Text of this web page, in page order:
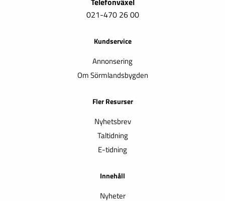
021-470 26 00
Kundservice
Annonsering
Om Sörmlandsbygden
Fler Resurser
Nyhetsbrev
Taltidning
E-tidning
Innehåll
Nyheter